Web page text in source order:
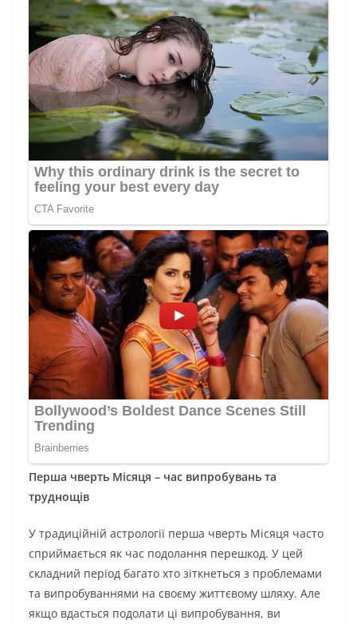
Перша чверть Місяця – час випробувань та
труднощів
У традиційній астрології перша чверть Місяця часто
сприймається як час подолання перешкод. У цей
складний період багато хто зіткнеться з проблемами
та випробуваннями на своєму життєвому шляху. Але
якщо вдасться подолати ці випробування, ви